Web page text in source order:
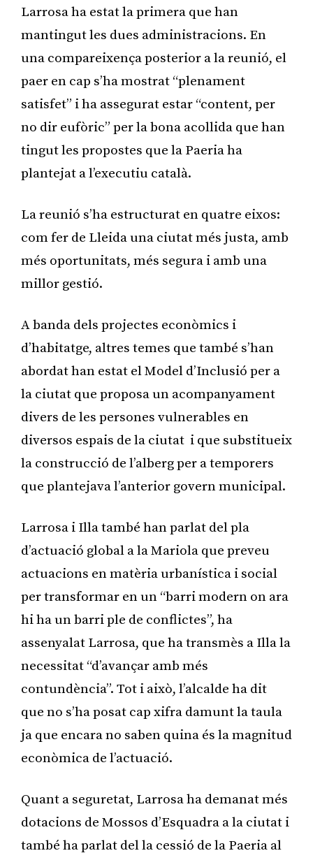
Larrosa ha estat la primera que han
mantingut les dues administracions. En
una compareixença posterior a la reunió, el
paer en cap s’ha mostrat “plenament
satisfet” i ha assegurat estar “content, per
no dir eufòric” per la bona acollida que han
tingut les propostes que la Paeria ha
plantejat a l’executiu català.
La reunió s’ha estructurat en quatre eixos:
com fer de Lleida una ciutat més justa, amb
més oportunitats, més segura i amb una
millor gestió.
A banda dels projectes econòmics i
d’habitatge, altres temes que també s’han
abordat han estat el Model d’Inclusió per a
la ciutat que proposa un acompanyament
divers de les persones vulnerables en
diversos espais de la ciutat i que substitueix
la construcció de l’alberg per a temporers
que plantejava l’anterior govern municipal.
Larrosa i Illa també han parlat del pla
d’actuació global a la Mariola que preveu
actuacions en matèria urbanística i social
per transformar en un “barri modern on ara
hi ha un barri ple de conflictes”, ha
assenyalat Larrosa, que ha transmès a Illa la
necessitat “d’avançar amb més
contundència”. Tot i això, l’alcalde ha dit
que no s’ha posat cap xifra damunt la taula
ja que encara no saben quina és la magnitud
econòmica de l’actuació.
Quant a seguretat, Larrosa ha demanat més
dotacions de Mossos d’Esquadra a la ciutat i
també ha parlat del la cessió de la Paeria al